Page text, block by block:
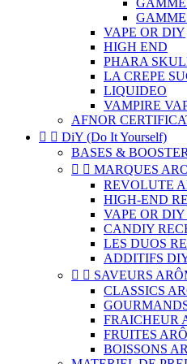
VAPE OR DIY
HIGH END
PHARA
LA CREPE
LIQUIDEO
VAMPIRE
AFNOR
  DiY (Do It Yourself)
BASES &
  MARQUES
REVOLUTE
HIGH-END
VAPE OR
CANDIY
LES DUOS
ADDITIFS
  SAVEURS
CLASSICS
FRAICHEUR
FRUITES
BOISSONS